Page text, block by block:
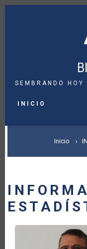
Pasar
SEMBRANDO HOY
NAVIGATION
INICIO
AYUDA
Inicio